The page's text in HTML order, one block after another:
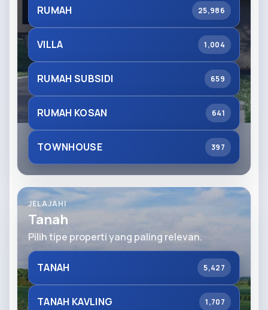
RUMAH
25,986
VILLA 1,004
RUMAH SUBSIDI 659
RUMAH KOSAN 641
TOWNHOUSE 397
JELAJAHI
Tanah
Pilih tipe properti yang paling relevan.
TANAH 5,427
TANAH KAVLING 1,707